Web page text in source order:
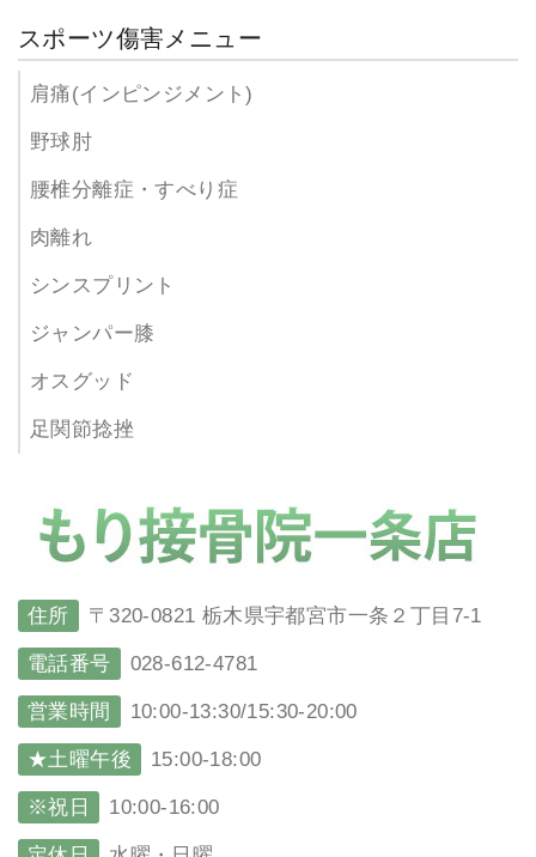
スポーツ傷害メニュー
肩痛(インピンジメント)
野球肘
腰椎分離症・すべり症
肉離れ
シンスプリント
ジャンパー膝
オスグッド
足関節捻挫
住所 〒320-0821 栃木県宇都宮市一条２丁目7-1
電話番号 028-612-4781
営業時間 10:00-13:30/15:30-20:00
★土曜午後 15:00-18:00
※祝日 10:00-16:00